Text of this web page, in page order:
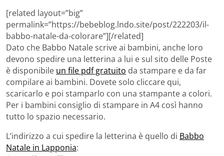
[related layout=”big”
permalink=”https://bebeblog.lndo.site/post/222203/il-
babbo-natale-da-colorare”][/related]
Dato che Babbo Natale scrive ai bambini, anche loro
devono spedire una letterina a lui e sul sito delle Poste
è disponibile un file pdf gratuito da stampare e da far
compilare ai bambini. Dovete solo cliccare qui,
scaricarlo e poi stamparlo con una stampante a colori.
Per i bambini consiglio di stampare in A4 così hanno
tutto lo spazio necessario.
L’indirizzo a cui spedire la letterina è quello di Babbo
Natale in Lapponia: